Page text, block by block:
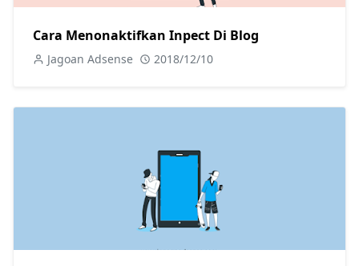
Cara Menonaktifkan Inpect Di Blog
Jagoan Adsense 2018/12/10